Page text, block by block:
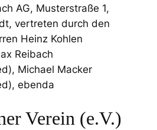
AG, Musterstraße 1,
vertreten durch den
Heinz Kohlen
Reibach
Michael Macker
ebenda
Verein (e.V.)